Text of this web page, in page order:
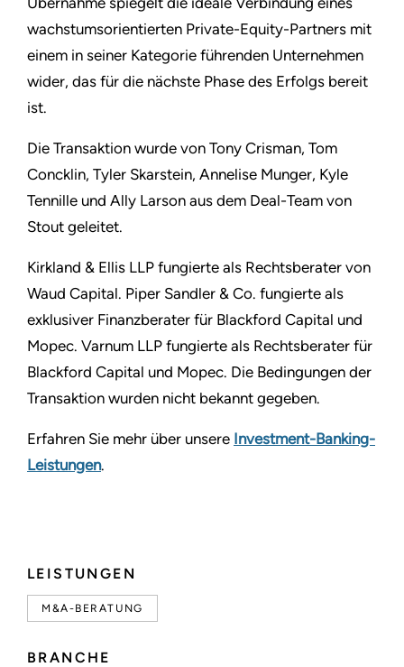
LEISTUNGEN
M&A-BERATUNG
BRANCHE
wachstumsorientierten Private-Equity-Partners mit
einem in seiner Kategorie führenden Unternehmen
wider, das für die nächste Phase des Erfolgs bereit
ist.
Die Transaktion wurde von Tony Crisman, Tom
Concklin, Tyler Skarstein, Annelise Munger, Kyle
Tennille und Ally Larson aus dem Deal-Team von
Stout geleitet.
Kirkland & Ellis LLP fungierte als Rechtsberater von
Waud Capital. Piper Sandler & Co. fungierte als
exklusiver Finanzberater für Blackford Capital und
Mopec. Varnum LLP fungierte als Rechtsberater für
Blackford Capital und Mopec. Die Bedingungen der
Transaktion wurden nicht bekannt gegeben.
Erfahren Sie mehr über unsere Investment-Banking-
Leistungen.